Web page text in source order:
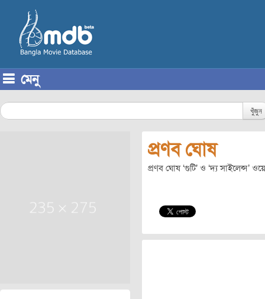
মেনু
খুঁজুন
প্রণব ঘোষ
প্রণব ঘোষ ‘গুটি’ ও ‘দ্য সাইলেন্স’